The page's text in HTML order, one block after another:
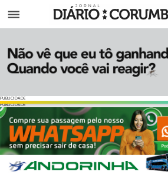
Menu
PUBLICIDADE
PUBLICIDADE